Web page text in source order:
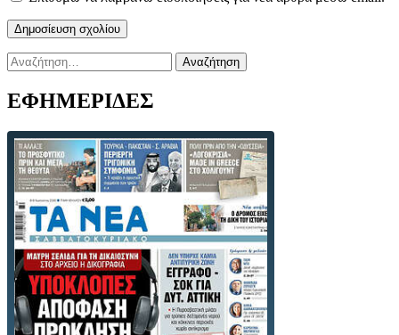
Αναζήτηση
για:
ΕΦΗΜΕΡΙΔΕΣ